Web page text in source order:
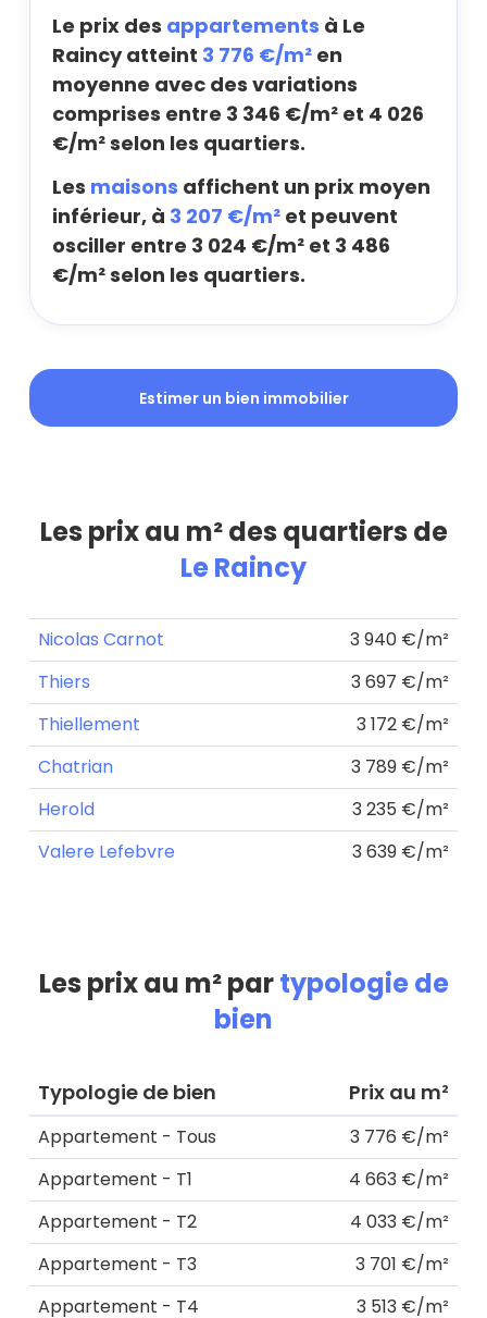
Le prix des appartements à Le
Raincy atteint 3 776 €/m² en
moyenne avec des variations
comprises entre 3 346 €/m² et 4 026
€/m² selon les quartiers.
Les maisons affichent un prix moyen
inférieur, à 3 207 €/m² et peuvent
osciller entre 3 024 €/m² et 3 486
€/m² selon les quartiers.
Estimer un bien immobilier
Les prix au m² des quartiers de
Le Raincy
Nicolas Carnot
3 940 €/m²
Thiers
3 697 €/m²
Thiellement
3 172 €/m²
Chatrian
3 789 €/m²
Herold
3 235 €/m²
Valere Lefebvre
3 639 €/m²
Les prix au m² partypologie de
bien
Typologie de bien Prix au m²
Appartement - Tous
3 776 €/m²
Appartement - T1
4 663 €/m²
Appartement - T2
4 033 €/m²
Appartement - T3
3 701 €/m²
Appartement - T4
3 513 €/m²